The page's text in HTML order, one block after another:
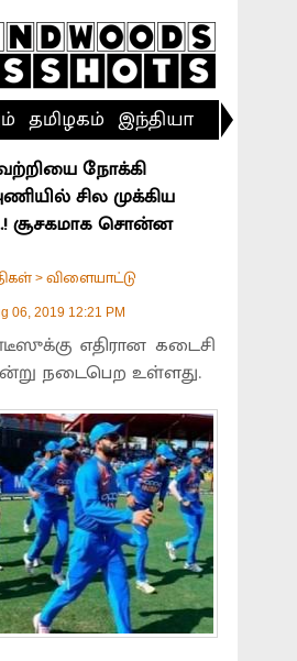
தமிழகம் இந்தியா
நோக்கி
சில முக்கிய
சூசகமாக சொன்ன
> விளையாட்டு
06, 2019 12:21 PM
எதிரான கடைசி
நடைபெற உள்ளது.